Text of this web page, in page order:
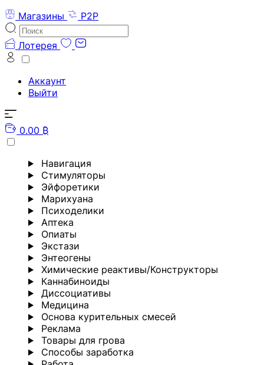
Магазины
P2P
Лотерея
Аккаунт
Выйти
0.00 ₿
Навигация
Стимуляторы
Эйфоретики
Марихуана
Психоделики
Аптека
Опиаты
Экстази
Энтеогены
Химические реактивы/Конструкторы
Каннабиноиды
Диссоциативы
Медицина
Основа курительных смесей
Реклама
Товары для грова
Способы заработка